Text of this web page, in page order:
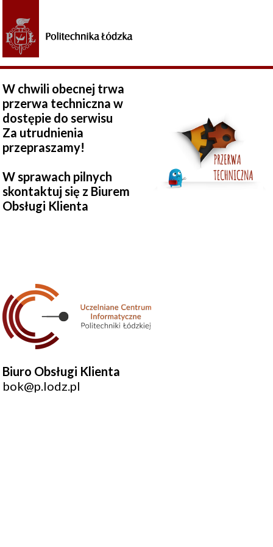
W chwili obecnej trwa
przerwa techniczna w
dostępie do serwisu
Za utrudnienia
przepraszamy!
W sprawach pilnych
skontaktuj się z Biurem
Obsługi Klienta
Biuro Obsługi Klienta
bok@p.lodz.pl